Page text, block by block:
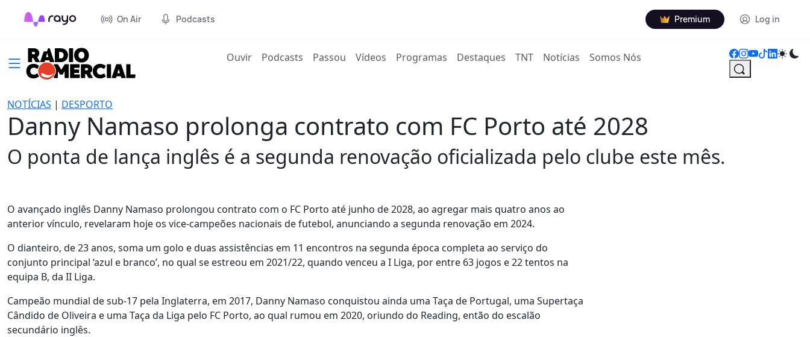
On Air Podcasts Premium Log in
Ouvir(current)
Podcasts Passou Vídeos Programas Destaques TNT Notícias Somos Nós
NOTÍCIAS | DESPORTO
Danny Namaso prolonga contrato com FC Porto até 2028
O ponta de lança inglês é a segunda renovação oficializada pelo clube este mês.
O avançado inglês Danny Namaso prolongou contrato com o FC Porto até junho de 2028, ao agregar mais quatro anos ao
anterior vínculo, revelaram hoje os vice-campeões nacionais de futebol, anunciando a segunda renovação em 2024.
O dianteiro, de 23 anos, soma um golo e duas assistências em 11 encontros na segunda época completa ao serviço do
conjunto principal ‘azul e branco’, no qual se estreou em 2021/22, quando venceu a I Liga, por entre 63 jogos e 22 tentos na
equipa B, da II Liga.
Campeão mundial de sub-17 pela Inglaterra, em 2017, Danny Namaso conquistou ainda uma Taça de Portugal, uma Supertaça
Cândido de Oliveira e uma Taça da Liga pelo FC Porto, ao qual rumou em 2020, oriundo do Reading, então do escalão
secundário inglês.